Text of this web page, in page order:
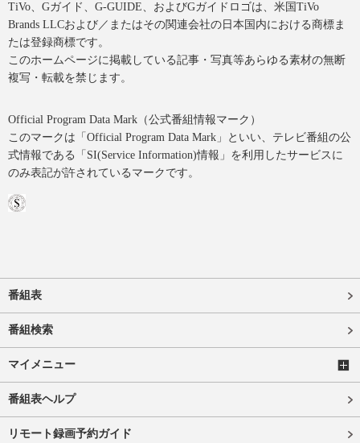
TiVo、Gガイド、G-GUIDE、およびGガイドロゴは、米国TiVo
Brands LLCおよび／またはその関連会社の日本国内における商標ま
たは登録商標です。
このホームページに掲載している記事・写真等あらゆる素材の無断
複写・転載を禁じます。
Official Program Data Mark（公式番組情報マーク）
このマークは「Official Program Data Mark」といい、テレビ番組の公
式情報である「SI(Service Information)情報」を利用したサービスに
のみ表記が許されているマークです。
番組表
番組検索
マイメニュー
番組表ヘルプ
リモート録画予約ガイド